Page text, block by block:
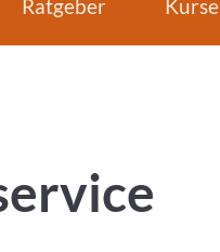
Ratgeber Kurse